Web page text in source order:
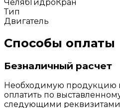
ЧелябГидроКран
Тип
Двигатель
Способы оплаты
Безналичный расчет
Необходимую продукцию
оплатить по
следующими